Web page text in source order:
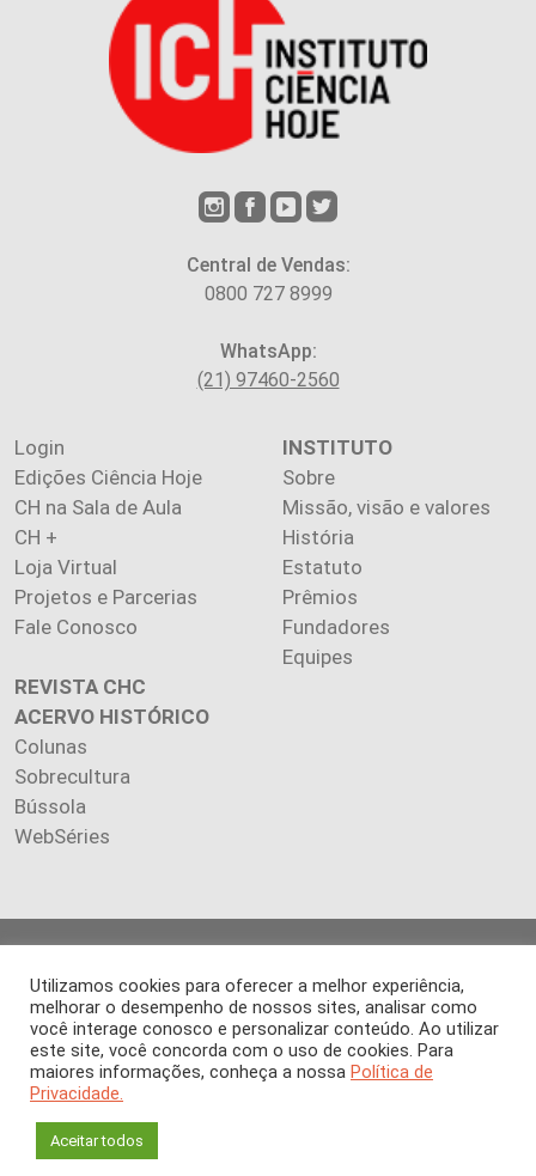
Central de Vendas:
0800 727 8999
WhatsApp:
(21) 97460-2560
Login
Edições Ciência Hoje
CH na Sala de Aula
CH +
Loja Virtual
Projetos e Parcerias
Fale Conosco
INSTITUTO
Sobre
Missão, visão e valores
História
Estatuto
Prêmios
Fundadores
Equipes
REVISTA CHC
ACERVO HISTÓRICO
Colunas
Sobrecultura
Bússola
WebSéries
reservados.
Os artigos publicados na revista refletem exclusivamente a
opinião de seus autores.
É proibida a reprodução, integral ou parcial, do conteúdo (imagens
e textos) sem prévia autorização.
Utilizamos cookies para oferecer a melhor experiência,
melhorar o desempenho de nossos sites, analisar como
você interage conosco e personalizar conteúdo. Ao utilizar
este site, você concorda com o uso de cookies. Para
maiores informações, conheça a nossa Política de
Privacidade.
Aceitar todos